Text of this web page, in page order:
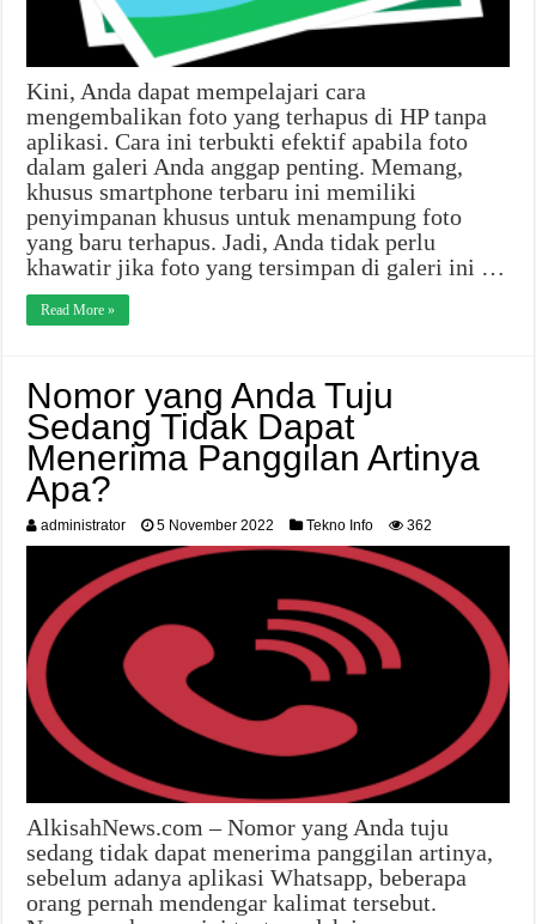
Kini, Anda dapat mempelajari cara
mengembalikan foto yang terhapus di HP tanpa
aplikasi. Cara ini terbukti efektif apabila foto
dalam galeri Anda anggap penting. Memang,
khusus smartphone terbaru ini memiliki
penyimpanan khusus untuk menampung foto
yang baru terhapus. Jadi, Anda tidak perlu
khawatir jika foto yang tersimpan di galeri ini …
Read More »
Nomor yang Anda Tuju
Sedang Tidak Dapat
Menerima Panggilan Artinya
Apa?
administrator 5 November 2022 Tekno Info 362
AlkisahNews.com – Nomor yang Anda tuju
sedang tidak dapat menerima panggilan artinya,
sebelum adanya aplikasi Whatsapp, beberapa
orang pernah mendengar kalimat tersebut.